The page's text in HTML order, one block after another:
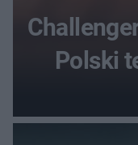
Polski